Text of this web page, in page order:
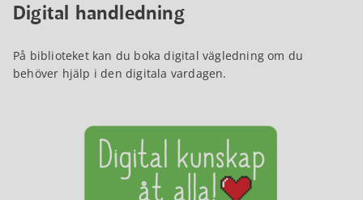
Digital handledning
På biblioteket kan du boka digital vägledning om du
behöver hjälp i den digitala vardagen.